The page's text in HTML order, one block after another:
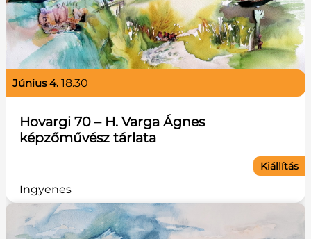
Hovargi 70 – H. Varga Ágnes
képzőművész tárlata
június 4. 18.30
Ingyenes
Kiállítás